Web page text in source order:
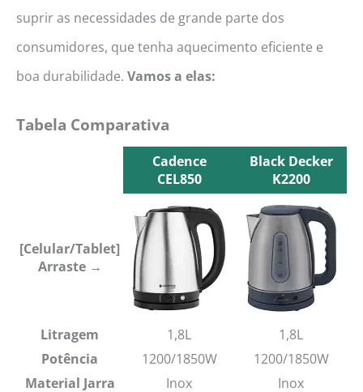
suprir as necessidades de grande parte dos
consumidores, que tenha aquecimento eficiente e
boa durabilidade. Vamos a elas:
Tabela Comparativa
Cadence
CEL850
Black Decker
K2200
Cadence
CEL850
Black Decker
K2200
[Celular/Tablet]
Arraste →
Litragem 1,8L
1,8L
Potência
1200/1850W
1200/1850W
Material Jarra
Inox Inox